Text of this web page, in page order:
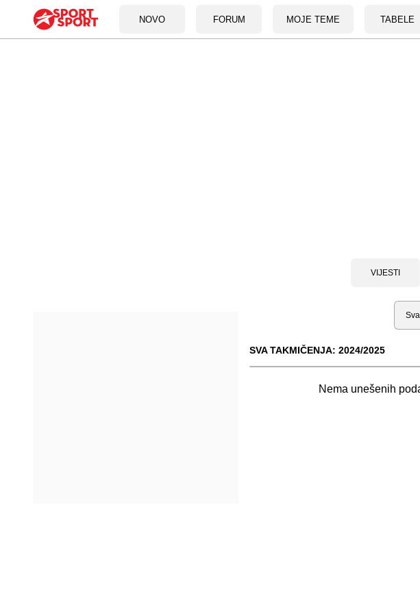
NOVO FORUM MOJE TEME TABELE
VIJESTI
Tip
SVA TAKMIČENJA: 2024/2025
Nema unešenih